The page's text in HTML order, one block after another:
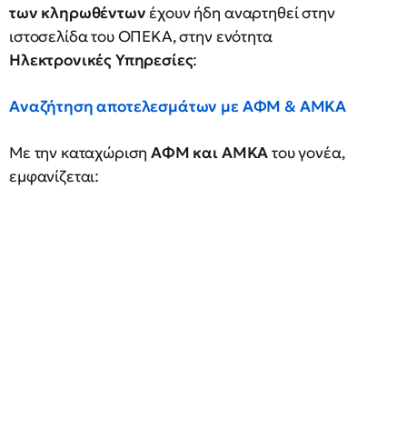
των κληρωθέντωνέχουν ήδη αναρτηθεί στην
ιστοσελίδα του ΟΠΕΚΑ, στην ενότητα
Ηλεκτρονικές Υπηρεσίες:
Αναζήτηση αποτελεσμάτων με ΑΦΜ & ΑΜΚΑ
Με την καταχώρισηΑΦΜ και ΑΜΚΑτου γονέα,
εμφανίζεται: